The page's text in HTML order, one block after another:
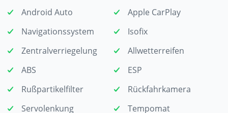
Android Auto
Apple CarPlay
Navigationssystem
Isofix
Zentralverriegelung
Allwetterreifen
ABS
ESP
Rußpartikelfilter
Rückfahrkamera
Servolenkung
Tempomat